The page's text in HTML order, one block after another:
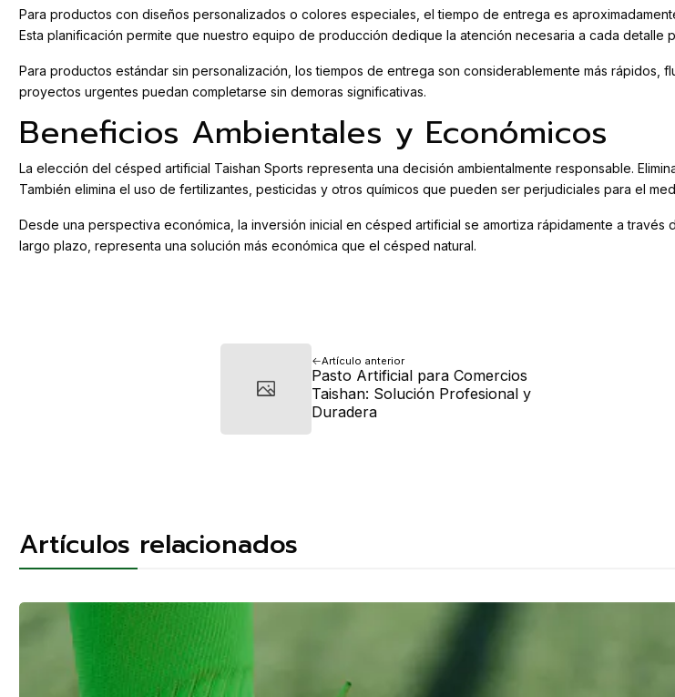
Para productos con diseños personalizados o colores especiales, el tiempo de entrega es
Esta planificación permite que nuestro equipo de producción dedique la atención necesaria a cada detalle
Para productos estándar sin personalización, los tiempos de entrega son considerablemente más rápidos,
proyectos urgentes puedan completarse sin demoras significativas.
Beneficios Ambientales y Económicos
La elección del césped artificial Taishan Sports representa una decisión ambientalmente responsable.
También elimina el uso de fertilizantes, pesticidas y otros químicos que pueden ser perjudiciales para el
Desde una perspectiva económica, la inversión inicial en césped artificial se amortiza rápidamente a
largo plazo, representa una solución más económica que el césped natural.
Artículo anterior
Pasto Artificial para Comercios
Taishan: Solución Profesional y
Duradera
Artículos relacionados